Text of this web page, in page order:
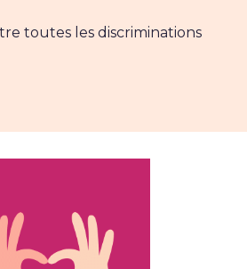
toutes les discriminations
Twitter